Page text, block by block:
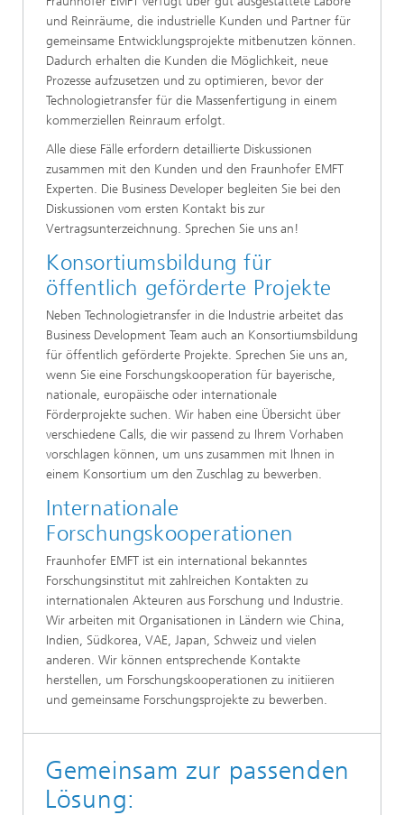
und Reinräume, die industrielle Kunden und Partner für
gemeinsame Entwicklungsprojekte mitbenutzen können.
Dadurch erhalten die Kunden die Möglichkeit, neue
Prozesse aufzusetzen und zu optimieren, bevor der
Technologietransfer für die Massenfertigung in einem
kommerziellen Reinraum erfolgt.
Alle diese Fälle erfordern detaillierte Diskussionen
zusammen mit den Kunden und den Fraunhofer EMFT
Experten. Die Business Developer begleiten Sie bei den
Diskussionen vom ersten Kontakt bis zur
Vertragsunterzeichnung. Sprechen Sie uns an!
Konsortiumsbildung für
öffentlich geförderte Projekte
Neben Technologietransfer in die Industrie arbeitet das
Business Development Team auch an Konsortiumsbildung
für öffentlich geförderte Projekte. Sprechen Sie uns an,
wenn Sie eine Forschungskooperation für bayerische,
nationale, europäische oder internationale
Förderprojekte suchen. Wir haben eine Übersicht über
verschiedene Calls, die wir passend zu Ihrem Vorhaben
vorschlagen können, um uns zusammen mit Ihnen in
einem Konsortium um den Zuschlag zu bewerben.
Internationale
Forschungskooperationen
Fraunhofer EMFT ist ein international bekanntes
Forschungsinstitut mit zahlreichen Kontakten zu
internationalen Akteuren aus Forschung und Industrie.
Wir arbeiten mit Organisationen in Ländern wie China,
Indien, Südkorea, VAE, Japan, Schweiz und vielen
anderen. Wir können entsprechende Kontakte
herstellen, um Forschungskooperationen zu initiieren
und gemeinsame Forschungsprojekte zu bewerben.
Gemeinsam zur passenden
Lösung: